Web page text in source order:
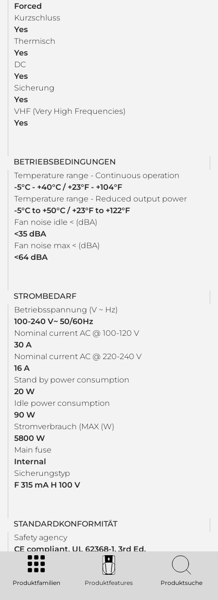
Forced
Kurzschluss
Yes
Thermisch
Yes
DC
Yes
Sicherung
Yes
VHF (Very High Frequencies)
Yes
BETRIEBSBEDINGUNGEN
Temperature range - Continuous operation
-5°C - +40°C / +23°F - +104°F
Temperature range - Reduced output power
-5°C to +50°C / +23°F to +122°F
Fan noise idle < (dBA)
<35 dBA
Fan noise max < (dBA)
<64 dBA
STROMBEDARF
Betriebsspannung (V ~ Hz)
100-240 V~ 50/60Hz
Nominal current AC @ 100-120 V
30 A
Nominal current AC @ 220-240 V
16 A
Stand by power consumption
20 W
Idle power consumption
90 W
Stromverbrauch (MAX (W)
5800 W
Main fuse
Internal
Sicherungstyp
F 315 mA H 100 V
STANDARDKONFORMITÄT
Safety agency
CE compliant, UL 62368-1, 3rd Ed.
CSA C22.2 No. 62368-1:19, 3rd Ed.
Produktfamilien Produktfeatures Produktsuche